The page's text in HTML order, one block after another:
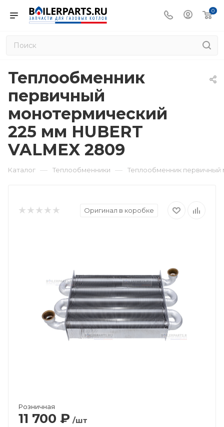
0
Теплообменник
первичный
монотермический
225 мм HUBERT
VALMEX 2809
Каталог — Теплообменники — Теплообменник первичный
Оригинал в коробке
Розничная
11 700 ₽ /шт